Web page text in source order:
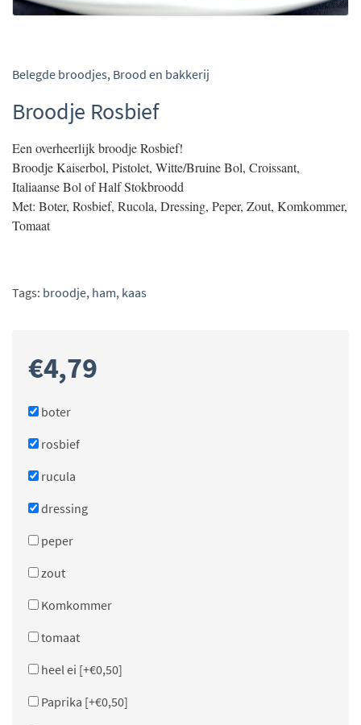
Belegde broodjes, Brood en bakkerij
Broodje Rosbief
Een overheerlijk broodje Rosbief!
Broodje Kaiserbol, Pistolet, Witte/Bruine Bol, Croissant,
Italiaanse Bol of Half Stokbroodd
Met: Boter, Rosbief, Rucola, Dressing, Peper, Zout, Komkommer,
Tomaat
Tags: broodje, ham, kaas
€4,79
boter
rosbief
rucula
dressing
peper
zout
Komkommer
tomaat
heel ei [+€0,50]
Paprika [+€0,50]